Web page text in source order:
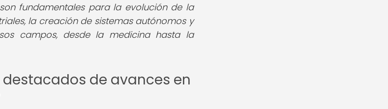
fundamentales para la evolución de la
la creación de sistemas autónomos y
campos, desde la medicina hasta la
de avances en